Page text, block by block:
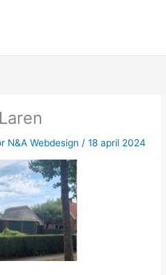
N&A Webdesign /18 april 2024